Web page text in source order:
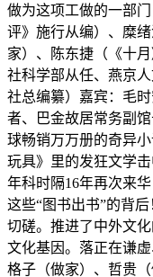
做为这项工做的一部
评》施行从编）、糜
家）、陈东捷（《十
社科学部从任、燕京
社总编纂）嘉宾：毛
者、巴金故居常务副
球畅销万万册的奇异
玩具》里的发狂文学
年科时隔16年再次来
这些“图书出书”的背
切磋。推进了中外文
文化基因。落正在谦
格子（做家）、哲贵